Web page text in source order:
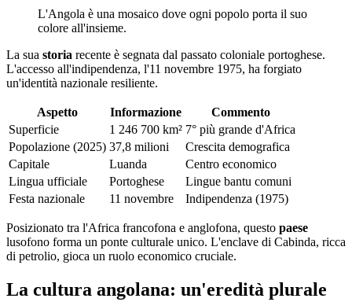
L'Angola è una mosaico dove ogni popolo porta il suo
colore all'insieme.
La sua storia recente è segnata dal passato coloniale portoghese.
L'accesso all'indipendenza, l'11 novembre 1975, ha forgiato
un'identità nazionale resiliente.
Aspetto Informazione
Commento
Superficie
1 246 700 km² 7° più grande d'Africa
Popolazione (2025) 37,8 milioni
Crescita demografica
Capitale
Luanda
Centro economico
Lingua ufficiale
Portoghese
Lingue bantu comuni
Festa nazionale
11 novembre Indipendenza (1975)
Posizionato tra l'Africa francofona e anglofona, questo paese
lusofono forma un ponte culturale unico. L'enclave di Cabinda, ricca
di petrolio, gioca un ruolo economico cruciale.
La cultura angolana: un'eredità plurale